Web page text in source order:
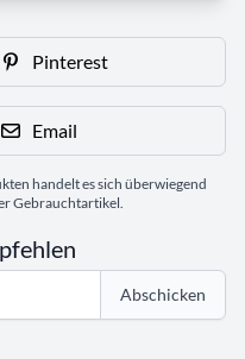
Pinterest
Email
handelt es sich überwiegend
Gebrauchtartikel.
Abschicken